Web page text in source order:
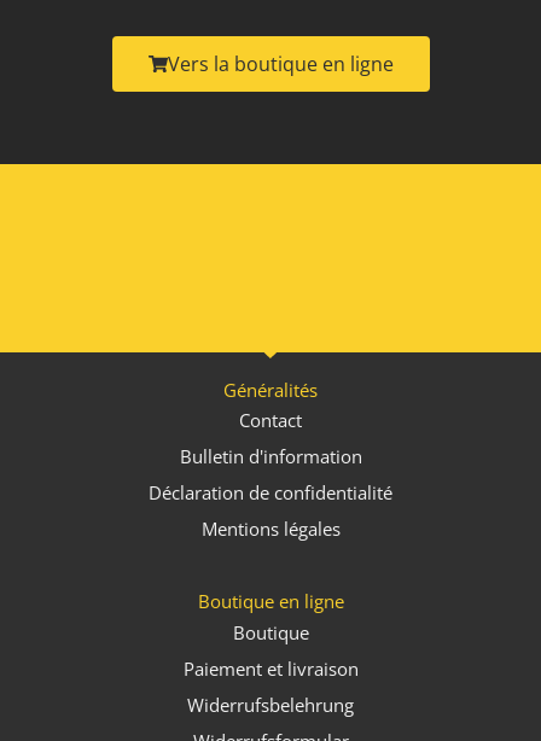
Vers la boutique en ligne
Généralités
Contact
Bulletin d'information
Déclaration de confidentialité
Mentions légales
Boutique en ligne
Boutique
Paiement et livraison
Widerrufsbelehrung